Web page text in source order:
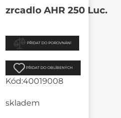
zrcadlo AHR 250 Luc.
PŘIDAT DO POROVNÁNÍ
PŘIDAT DO OBLÍBENÝCH
Kód:40019008
skladem